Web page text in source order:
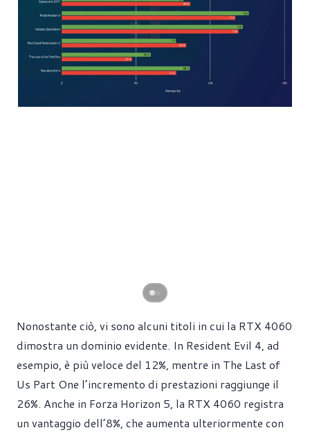
Nonostante ciò, vi sono alcuni titoli in cui la RTX 4060
dimostra un dominio evidente. In Resident Evil 4, ad
esempio, è più veloce del 12%, mentre in The Last of
Us Part One l’incremento di prestazioni raggiunge il
26%. Anche in Forza Horizon 5, la RTX 4060 registra
un vantaggio dell’8%, che aumenta ulteriormente con